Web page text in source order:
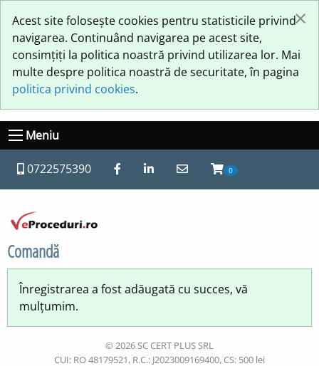
Acest site folosește cookies pentru statisticile privind
navigarea. Continuând navigarea pe acest site,
consimțiți la politica noastră privind utilizarea lor. Mai
multe despre politica noastră de securitate, în pagina
politica privind cookies.
×
Meniu
0722575390 0
Comandă
Înregistrarea a fost adăugată cu succes, vă
mulțumim.
© 2026 SC CERT PLUS SRL
CUI: RO 48179521, R.C.: J2023009169400, CS: 500 lei